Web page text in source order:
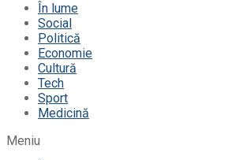
În lume
Social
Politică
Economie
Cultură
Tech
Sport
Medicină
Meniu